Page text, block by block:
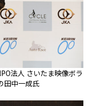
法人 さいたま映像ボラ
田中一成氏